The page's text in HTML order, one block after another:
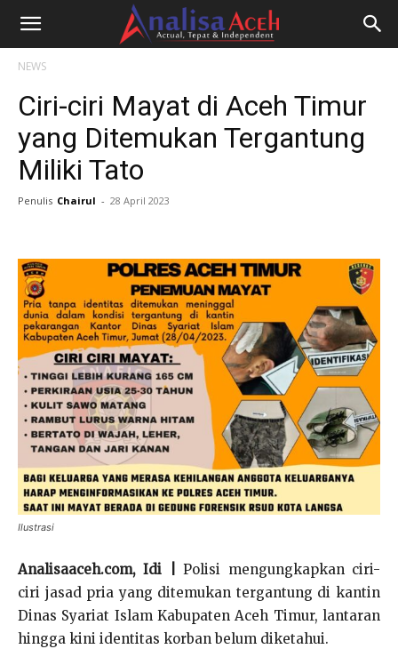
NEWS
Ciri-ciri Mayat di Aceh Timur
yang Ditemukan Tergantung
Miliki Tato
Penulis Chairul - 28 April 2023
Ilustrasi
Analisaaceh.com, Idi |
Polisi mengungkapkan ciri-
ciri jasad pria yang ditemukan tergantung di kantin
Dinas Syariat Islam Kabupaten Aceh Timur, lantaran
hingga kini identitas korban belum diketahui.